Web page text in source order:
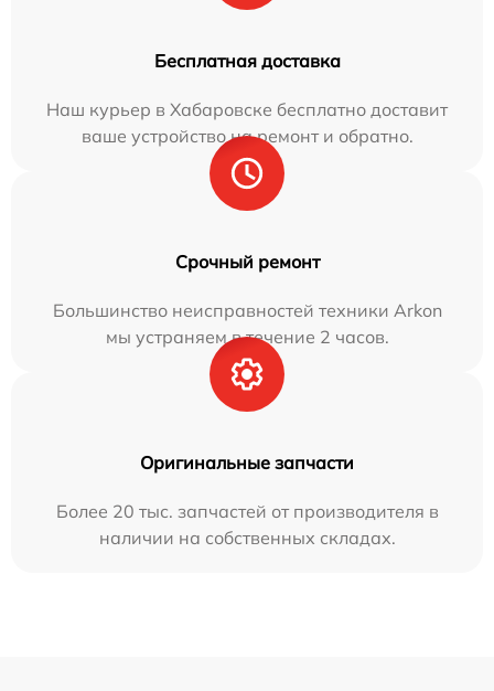
Бесплатная доставка
Наш курьер в Хабаровске бесплатно доставит
ваше устройство на ремонт и обратно.
Срочный ремонт
Большинство неисправностей техники Arkon
мы устраняем в течение 2 часов.
Оригинальные запчасти
Более 20 тыс. запчастей от производителя в
наличии на собственных складах.